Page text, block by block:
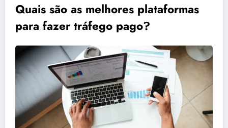
Quais são as melhores plataformas
para fazer tráfego pago?